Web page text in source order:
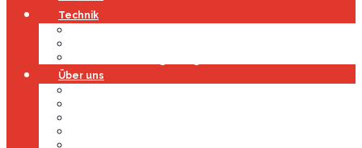
Technik
Über uns